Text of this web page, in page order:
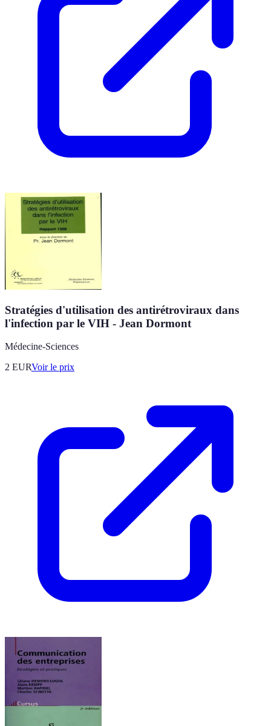
Stratégies d'utilisation des antirétroviraux dans
l'infection par le VIH - Jean Dormont
Médecine-Sciences
2 EURVoir le prix